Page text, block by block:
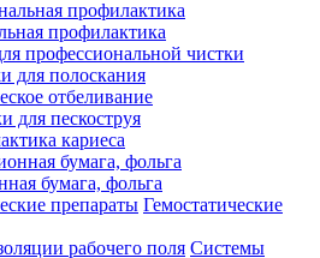
профилактика
профессиональной чистки
для полоскания
отбеливание
для пескоструя
кариеса
бумага, фольга
Гемостатические
Системы